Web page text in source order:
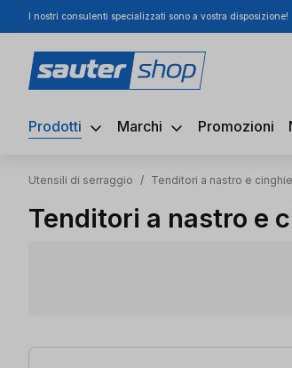
al contenuto principale
Salta alla ricerca
Passa alla navigazione principale
I nostri consulenti specializzati sono a vostra disposizione!
Prodotti Marchi Promozioni
Utensili di serraggio / Tenditori a nastro e
Tenditori a nastro e
7 articoli trovati